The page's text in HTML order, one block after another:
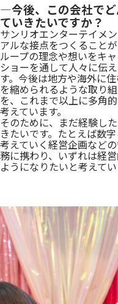
―今後、この会社で
ていきたいですか？
サンリオエンターテイメ
アルな接点をつくること
ループの理念や想いをキ
ショーを通して人々に伝
す。今後は地方や海外に
を縮められるような取り
を、これまで以上に多角
考えています。
そのために、まだ経験し
きたいです。たとえば数
考えていく経営企画など
務に携わり、いずれは経
ようになりたいと考えてい